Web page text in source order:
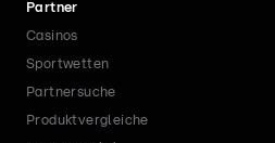
Partner
Casinos
Sportwetten
Partnersuche
Produktvergleiche